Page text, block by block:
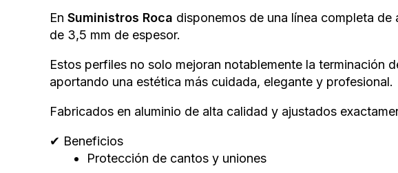
En Suministros Roca disponemos de una línea completa
de 3,5 mm de espesor.
Estos perfiles no solo mejoran notablemente la
aportando una estética más cuidada, elegante y profesional.
Fabricados en aluminio de alta calidad y ajustados
✔ Beneficios
Protección de cantos y uniones